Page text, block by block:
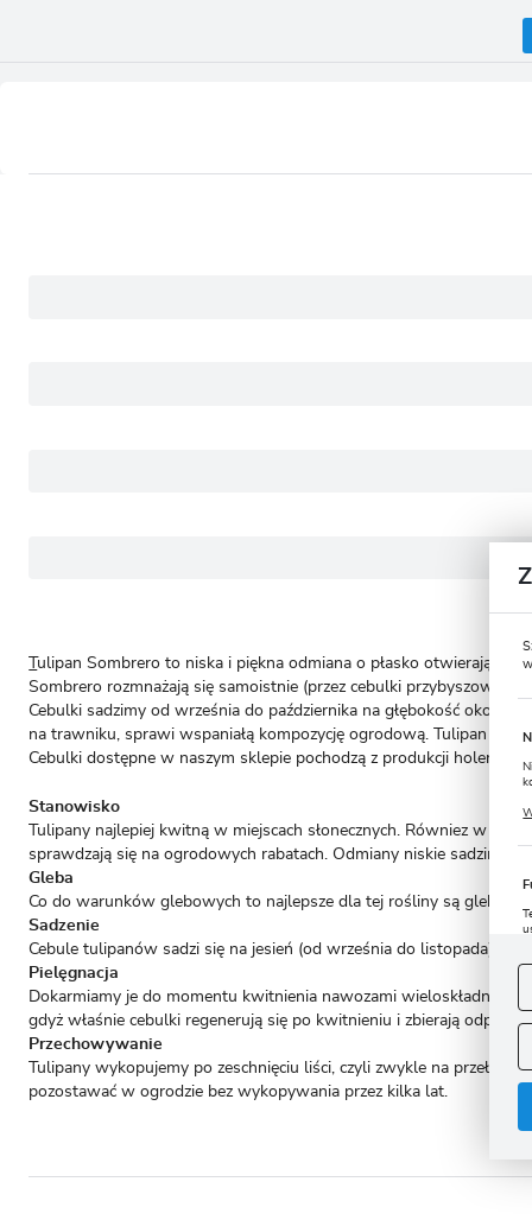
ulipan Sombrero to niska i piękna odmiana o płasko
Sombrero rozmnażają się samoistnie (przez cebulki przybyszowe),
Cebulki sadzimy od września do października na głębokość
na trawniku, sprawi wspaniałą kompozycję ogrodową. Tulipan ten
Cebulki dostępne w naszym sklepie pochodzą z produkcji
Stanowisko
Tulipany najlepiej kwitną w miejscach słonecznych. Równiez w
sprawdzają się na ogrodowych rabatach. Odmiany niskie sadzimy
Gleba
Co do warunków glebowych to najlepsze dla tej rośliny są gleby
Sadzenie
Cebule tulipanów sadzi się na jesień (od września do listopada) aby
Pielęgnacja
Dokarmiamy je do momentu kwitnienia nawozami
gdyż właśnie cebulki regenerują się po kwitnieniu i zbierają
Przechowywanie
Tulipany wykopujemy po zeschnięciu liści, czyli zwykle na
pozostawać w ogrodzie bez wykopywania przez kilka lat.